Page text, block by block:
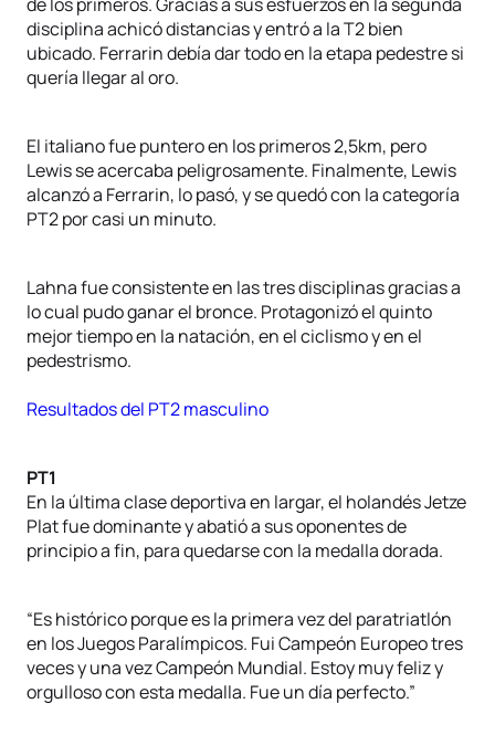
disciplina achicó distancias y entró a la T2 bien
ubicado. Ferrarin debía dar todo en la etapa pedestre si
quería llegar al oro.
El italiano fue puntero en los primeros 2,5km, pero
Lewis se acercaba peligrosamente. Finalmente, Lewis
alcanzó a Ferrarin, lo pasó, y se quedó con la categoría
PT2 por casi un minuto.
Lahna fue consistente en las tres disciplinas gracias a
lo cual pudo ganar el bronce. Protagonizó el quinto
mejor tiempo en la natación, en el ciclismo y en el
pedestrismo.
Resultados del PT2 masculino
PT1
En la última clase deportiva en largar, el holandés Jetze
Plat fue dominante y abatió a sus oponentes de
principio a fin, para quedarse con la medalla dorada.
“Es histórico porque es la primera vez del paratriatlón
en los Juegos Paralímpicos. Fui Campeón Europeo tres
veces y una vez Campeón Mundial. Estoy muy feliz y
orgulloso con esta medalla. Fue un día perfecto.”